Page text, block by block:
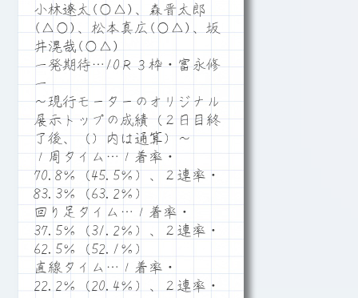
小林遼太(○△)、森晋太郎
(△○)、松本真広(○△)、坂
井滉哉(○△)
一発期待…10Ｒ３枠・富永修
一
～現行モーターのオリジナル
展示トップの成績（２日目終
了後、（）内は通算）～
１周タイム…１着率・
70.8％（45.5％）、２連率・
83.3％（63.2％）
回り足タイム…１着率・
37.5％（31.2％）、２連率・
62.5％（52.1％）
直線タイム…１着率・
22.2％（20.4％）、２連率・